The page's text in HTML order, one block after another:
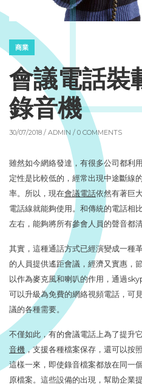
商業
會議電話裝
錄音機
30/07/2018 / ADMIN / 0 COMMENTS
雖然如今網絡發達，有很多公司都利
定性是比較低的，經常出現中途斷線
率。所以，現在會議電話依然有著巨
電話線就能夠使用。和傳統的電話相
左右，能夠將所有參會人員的聲音都
其實，這種通話方式已經演變成一種
的人員提供遙距會議，經濟又實惠，
以作為麥克風和喇叭的作用，通過
可以升級為免費的網絡視頻電話，可
議的各種需要。
不僅如此，有的會議電話上為了提升
音機 ，支援各種檔案保存，還可以按
這樣一來，即使錄音檔案都放在同一
原檔案。這些設備的出現，幫助企業